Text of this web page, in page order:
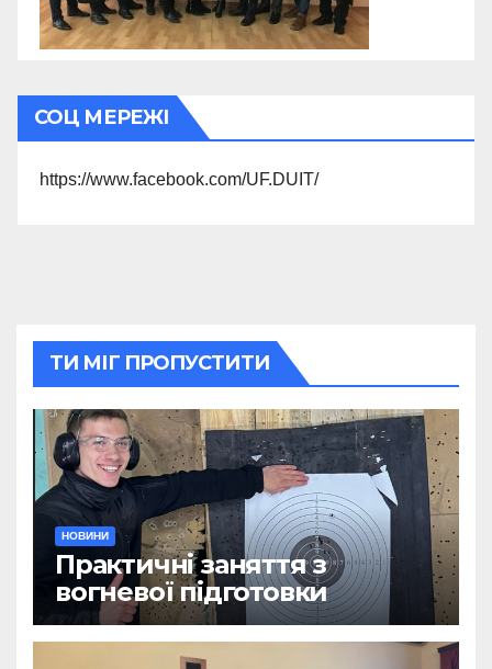
СОЦ МЕРЕЖІ
https://www.facebook.com/UF.DUIT/
ТИ МІГ ПРОПУСТИТИ
НОВИНИ
Практичні заняття з
вогневої підготовки